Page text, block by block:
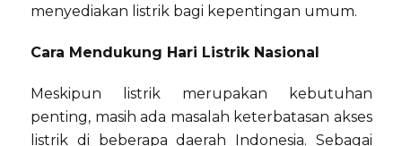
menyediakan listrik bagi kepentingan umum.
Cara Mendukung Hari Listrik Nasional
Meskipun listrik merupakan kebutuhan
penting, masih ada masalah keterbatasan akses
listrik di beberapa daerah Indonesia. Sebagai